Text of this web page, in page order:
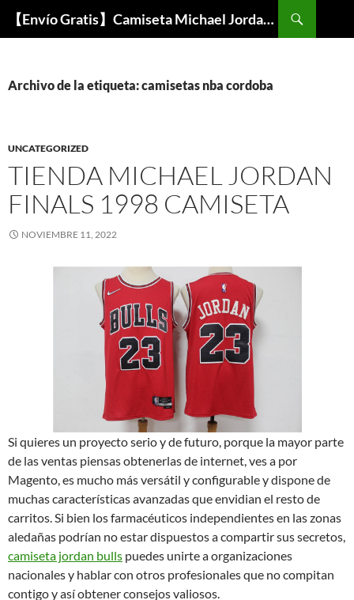
【Envío Gratis】Camiseta Michael Jordan NBA Barata
Buscar
Archivo de la etiqueta: camisetas nba cordoba
UNCATEGORIZED
TIENDA MICHAEL JORDAN
FINALS 1998 CAMISETA
NOVIEMBRE 11, 2022
Si quieres un proyecto serio y de futuro, porque la mayor parte
de las ventas piensas obtenerlas de internet, ves a por
Magento, es mucho más versátil y configurable y dispone de
muchas características avanzadas que envidian el resto de
carritos. Si bien los farmacéuticos independientes en las zonas
aledañas podrían no estar dispuestos a compartir sus secretos,
camiseta jordan bulls puedes unirte a organizaciones
nacionales y hablar con otros profesionales que no compitan
contigo y así obtener consejos valiosos.